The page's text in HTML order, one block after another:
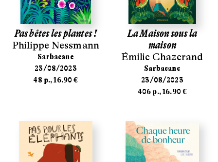
Pas bêtes les plantes !
Philippe Nessmann
Sarbacane
23/08/2023
48 p., 16.90 €
La Maison sous la
maison
Émilie Chazerand
Sarbacane
23/08/2023
406 p., 16.90 €